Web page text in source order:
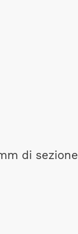
di sezione